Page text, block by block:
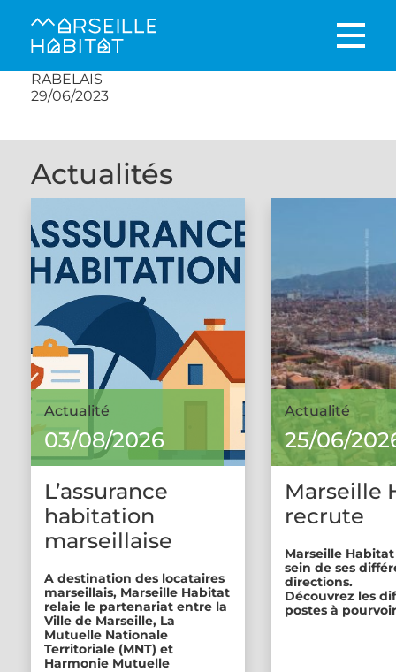
RABELAIS
29/06/2023
Actualités
Actualité
03/08/2026
L’assurance
habitation
marseillaise
A destination des locataires
marseillais, Marseille Habitat
relaie le partenariat entre la
Ville de Marseille, La
Mutuelle Nationale
Territoriale (MNT) et
Harmonie Mutuelle
Actualité
25/06/
Marseille
recrute
Marseille
sein de ses
directions.
Découvrez les
postes à